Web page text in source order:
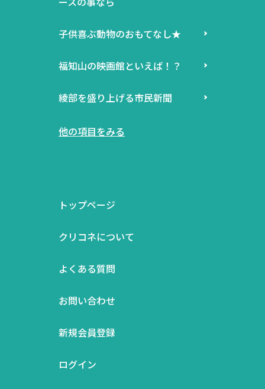
子供喜ぶ動物のおもてなし★
福知山の映画館といえば！？
綾部を盛り上げる市民新聞
他の項目をみる
トップページ
クリコネについて
よくある質問
お問い合わせ
新規会員登録
ログイン